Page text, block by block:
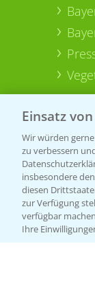
Einsatz
Wir würden
zu verbessern
insbesondere
diesen
zur Verfügung
verfügbar
Ihre